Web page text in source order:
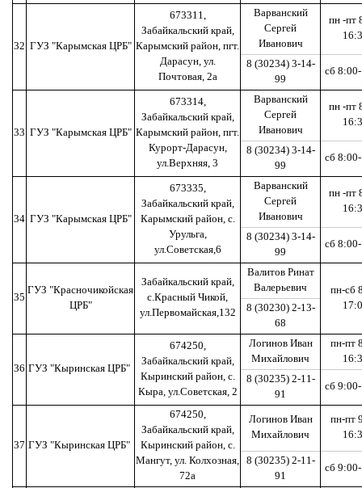
32 ГУЗ "Карымская ЦРБ"
673311,
Забайкальский край,
Карымский район, пгт.
Дарасун, ул.
Почтовая, 2а
Варванский
Сергей
Иванович
пн -пт
8 (30234) 3-14-
99
сб
33 ГУЗ "Карымская ЦРБ"
673314,
Забайкальский край,
Карымский район, пгт.
Курорт-Дарасун,
ул.Верхняя, 3
Варванский
Сергей
Иванович
пн -пт
8 (30234) 3-14-
99
сб
34 ГУЗ "Карымская ЦРБ"
673335,
Забайкальский край,
Карымский район, с.
Урульга,
ул.Советская,6
Варванский
Сергей
Иванович
пн -пт
8 (30234) 3-14-
99
сб
35
ГУЗ "Красночикойская
ЦРБ"
Забайкальский край,
с.Красный Чикой,
ул.Первомайская,132
Валитов Ринат
Валерьевич
пн-сб
8 (30230) 2-13-
68
36 ГУЗ "Кыринская ЦРБ"
674250,
Забайкальский край,
Кыринский район, с.
Кыра, ул.Советская, 2
Логинов Иван
Михайлович
пн-пт
8 (30235) 2-11-
91
сб
37 ГУЗ "Кыринская ЦРБ"
674250,
Забайкальский край,
Кыринский район, с.
Мангут, ул. Колхозная,
72а
Логинов Иван
Михайлович
пн-пт
8 (30235) 2-11-
91
сб